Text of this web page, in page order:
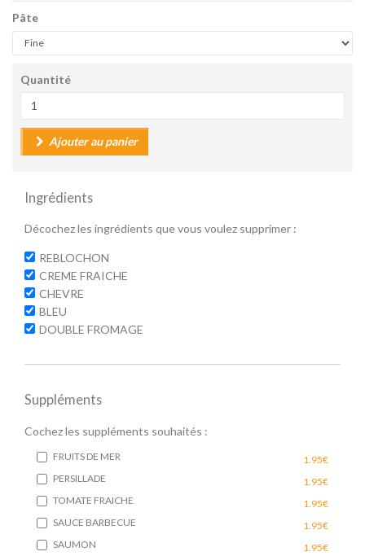
Pâte
Quantité
Ajouter au panier
Ingrédients
Décochez les ingrédients que vous voulez supprimer :
REBLOCHON
CREME FRAICHE
CHEVRE
BLEU
DOUBLE FROMAGE
Suppléments
Cochez les suppléments souhaités :
FRUITS DE MER
1.95€
PERSILLADE
1.95€
TOMATE FRAICHE
1.95€
SAUCE BARBECUE
1.95€
SAUMON
1.95€